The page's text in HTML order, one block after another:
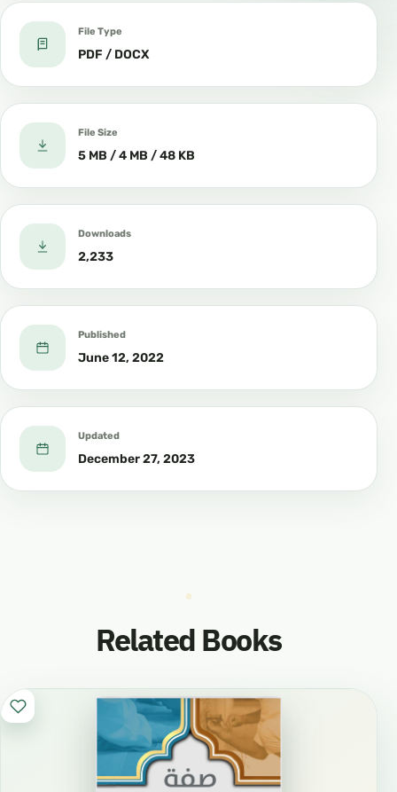
File Type
PDF / DOCX
File Size
5 MB / 4 MB / 48 KB
Downloads
2,233
Published
June 12, 2022
Updated
December 27, 2023
Related Books